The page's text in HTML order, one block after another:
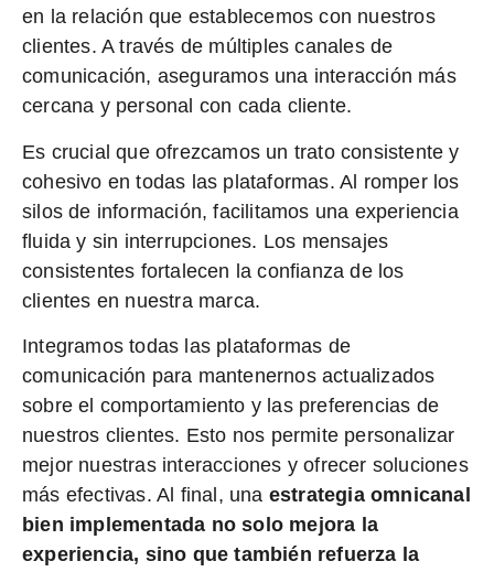
en la relación que establecemos con nuestros
clientes. A través de múltiples canales de
comunicación, aseguramos una interacción más
cercana y personal con cada cliente.
Es crucial que ofrezcamos un trato consistente y
cohesivo en todas las plataformas. Al romper los
silos de información, facilitamos una experiencia
fluida y sin interrupciones. Los mensajes
consistentes fortalecen la confianza de los
clientes en nuestra marca.
Integramos todas las plataformas de
comunicación para mantenernos actualizados
sobre el comportamiento y las preferencias de
nuestros clientes. Esto nos permite personalizar
mejor nuestras interacciones y ofrecer soluciones
más efectivas. Al final, una estrategia omnicanal
bien implementada no solo mejora la
experiencia, sino que también refuerza la